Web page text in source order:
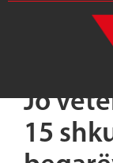
Jo
15